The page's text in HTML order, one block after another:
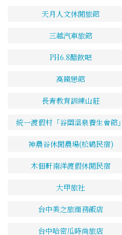
天月人文休閒旅館
三越汽車旅館
PH6.8醋飲吧
高鐵戀館
長青教育訓練山莊
統一渡假村「谷關溫泉養生會館」
神農谷休閒農場(松鶴民宿)
木佃軒南洋渡假休閒民宿
大甲旅社
台中美之旅商務飯店
台中哈密瓜時尚旅店